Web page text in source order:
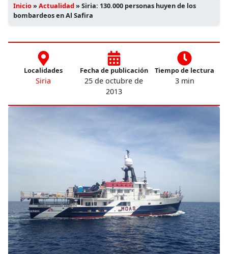
Inicio»Actualidad»Siria: 130.000 personas huyen de los
bombardeos en Al Safira
Localidades
Siria
Fecha de publicación
25 de octubre de
2013
Tiempo de lectura
3 min